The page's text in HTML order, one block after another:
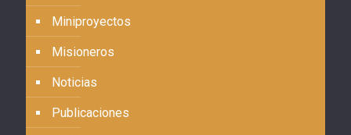
Miniproyectos
Misioneros
Noticias
Publicaciones